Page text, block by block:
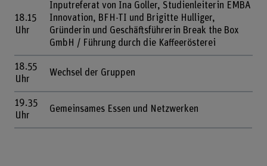
18.15
Uhr
Inputreferat von Ina Goller, Studienleiterin EMBA
Innovation, BFH-TI und Brigitte Hulliger,
Gründerin und Geschäftsführerin Break the Box
GmbH / Führung durch die Kaffeerösterei
18.55
Uhr
Wechsel der Gruppen
19.35
Uhr
Gemeinsames Essen und Netzwerken